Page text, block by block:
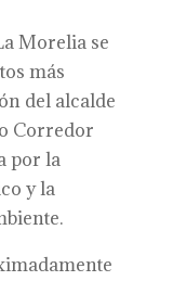
Morelia se
más
del alcalde
Corredor
por la
y la